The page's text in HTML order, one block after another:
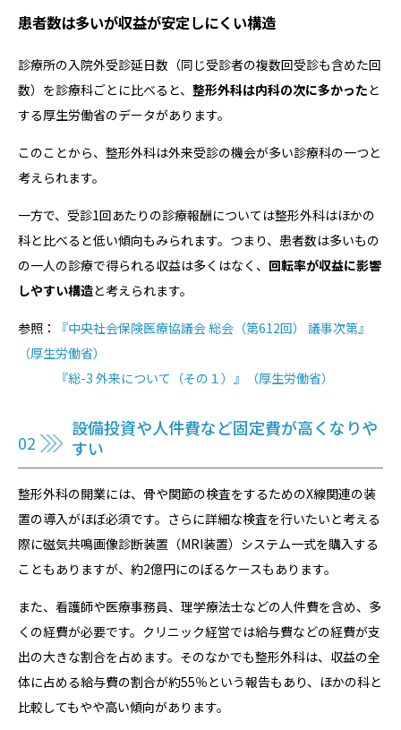
患者数は多いが収益が安定しにくい構造
診療所の入院外受診延日数（同じ受診者の複数回受診も含めた回
数）を診療科ごとに比べると、 整形外科は内科の次に多かったと
する厚生労働省のデータがあります。
このことから、整形外科は外来受診の機会が多い診療科の一つと
考えられます。
一方で、受診1回あたりの診療報酬については整形外科はほかの
科と比べると低い傾向もみられます。つまり、患者数は多いもの
の一人の診療で得られる収益は多くはなく、 回転率が収益に影響
しやすい構造と考えられます。
参照：
『中央社会保険医療協議会 総会（第612回） 議事次第』
（厚生労働省）
『総-3 外来について（その１）』（厚生労働省）
設備投資や人件費など固定費が高くなりや
すい
整形外科の開業には、骨や関節の検査をするためのX線関連の装
置の導入がほぼ必須です。さらに詳細な検査を行いたいと考える
際に磁気共鳴画像診断装置（MRI装置）システム一式を購入する
こともありますが、約2億円にのぼるケースもあります。
また、看護師や医療事務員、理学療法士などの人件費を含め、多
くの経費が必要です。クリニック経営では給与費などの経費が支
出の大きな割合を占めます。そのなかでも整形外科は、収益の全
体に占める給与費の割合が約55％という報告もあり、ほかの科と
比較してもやや高い傾向があります。